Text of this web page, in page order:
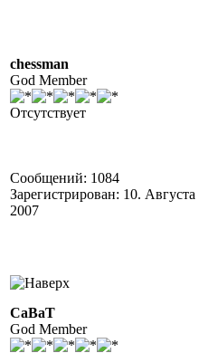
chessman
God Member
Отсутствует
Сообщений: 1084
Зарегистрирован: 10. Августа
2007
CaBaT
God Member